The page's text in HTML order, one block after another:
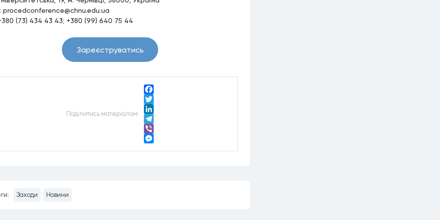
procedconference@chnu.edu.ua
(73) 434 43 43; +380 (99) 640 75 44
Зареєструватись
Подiлитись матерiалом:
Facebook
Twitter
LinkedIn
Telegram
Viber
Заходи Новини